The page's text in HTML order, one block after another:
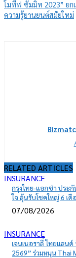
โมทีฟ ซัมมิท 2023” ยก
ความรู้ยานยนต์สมัยใหม่
RELATED ARTICLES
INSURANCE
กรุงไทย-แอกซ่า ประ
ใจ ลุ้นรับโชคใหญ่ 6 เ
07/08/2026
INSURANCE
เจนเนอราลี่ ไทยแลนด์
2569” ร่วมหนุน Thai